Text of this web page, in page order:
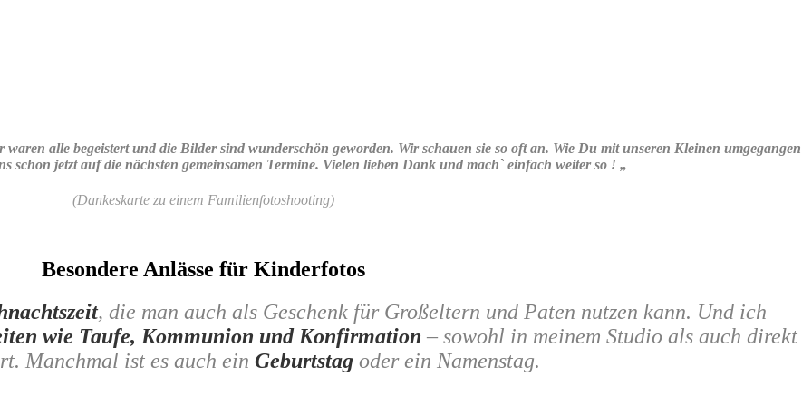
alle begeistert und die Bilder sind wunderschön geworden. Wir schauen sie so oft an. Wie Du mit unseren Kleinen umgegangen
schon jetzt auf die nächsten gemeinsamen Termine. Vielen lieben Dank und mach` einfach weiter so ! „
(Dankeskarte zu einem Familienfotoshooting)
Besondere Anlässe für Kinderfotos
, die man auch als Geschenk für Großeltern und Paten nutzen kann. Und ich
wie Taufe, Kommunion und Konfirmation – sowohl in meinem Studio als auch direkt
Manchmal ist es auch ein Geburtstag oder ein Namenstag.